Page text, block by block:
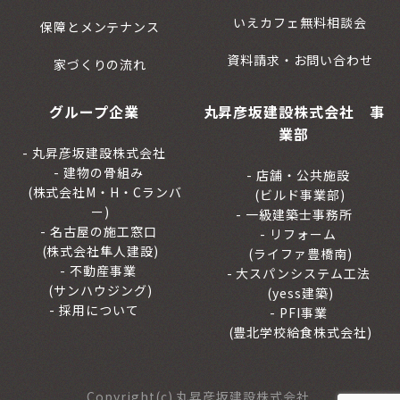
保障とメンテナンス
家づくりの流れ
いえカフェ無料相談会
資料請求・お問い合わせ
グループ企業
丸昇彦坂建設株式会社
建物の骨組み
(株式会社M・H・Cランバ
ー)
名古屋の施工窓口
(株式会社隼人建設)
不動産事業
(サンハウジング)
採用について
丸昇彦坂建設株式会社 事
業部
店舗・公共施設
(ビルド事業部)
一級建築士事務所
リフォーム
(ライファ豊橋南)
大スパンシステム工法
(yess建築)
PFI事業
(豊北学校給食株式会社)